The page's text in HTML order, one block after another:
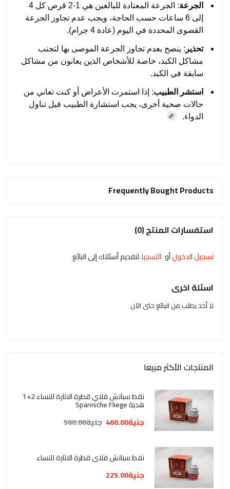
الجرعة
: الجرعة المعتادة للبالغين هي 1-2 قرص كل 4
إلى 6 ساعات حسب الحاجة، ويجب عدم تجاوز الجرعة
القصوى المحددة في اليوم (عادة 4 جرام).
تحذير : ينصح بعدم تجاوز الجرعة الموصى بها لتجنب
مشاكل الكبد، خاصة للأشخاص الذين يعانون من مشاكل
سابقة في الكبد.
استشر الطبيب: إذا استمرت الأعراض أو كنت تعاني من
حالات صحية أخرى، يجب استشارة الطبيب قبل تناول
الدواء.
Frequently Bought Products
استفسارات المنتج (0)
تسجيل الدخولأو التسجيللتقديم أسئلتك إلى البائع
اسئلة اخرى
لا أحد يطلب من البائع حتى الآن
المنتجات الأكثر مبيعا
نقط سبانش فلاي قطرة الاثارة للنساء 2+1
هدية Spanische Fliege
جنية460.00
جنية560.00
نقط سبانش فلاي قطرة الاثارة للنساء
جنية225.00